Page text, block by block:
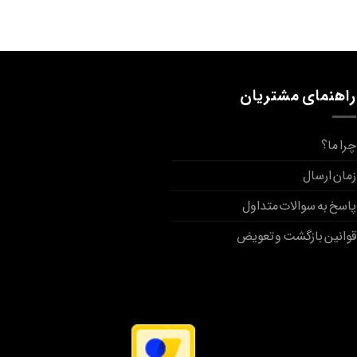
راهنمای مشتریان
چرا ما؟
زمان ارسال
پاسخ به سوالات متداول
قوانین بازگشت و تعویض